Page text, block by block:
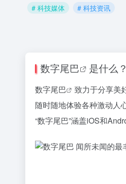
# 科技媒体
# 科技资讯
数字尾巴 是什么？
数字尾巴
致力于分享美
随时随地体验各种激动人
“数字尾巴”涵盖iOS和